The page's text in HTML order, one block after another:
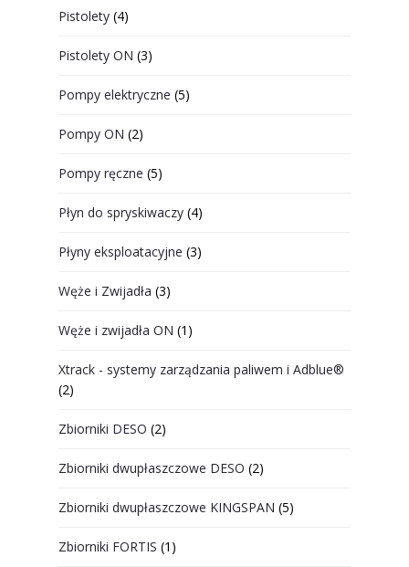
Pistolety (4)
Pistolety ON (3)
Pompy elektryczne (5)
Pompy ON (2)
Pompy ręczne (5)
Płyn do spryskiwaczy (4)
Płyny eksploatacyjne (3)
Węże i Zwijadła (3)
Węże i zwijadła ON (1)
Xtrack - systemy zarządzania paliwem i Adblue®
(2)
Zbiorniki DESO (2)
Zbiorniki dwupłaszczowe DESO (2)
Zbiorniki dwupłaszczowe KINGSPAN (5)
Zbiorniki FORTIS (1)